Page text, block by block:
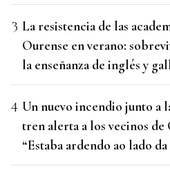
La resistencia de las
Ourense en verano:
la enseñanza de inglés y
Un nuevo incendio junto a
tren alerta a los vecinos de
“Estaba ardendo ao lado da